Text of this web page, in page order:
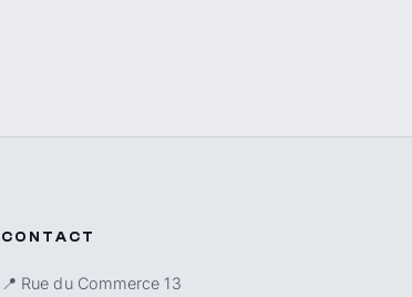
CONTACT
📍 Rue du Commerce 13